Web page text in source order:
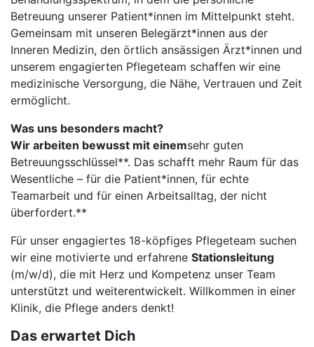
Betreuung unserer Patient*innen im Mittelpunkt steht.
Gemeinsam mit unseren Belegärzt*innen aus der
Inneren Medizin, den örtlich ansässigen Ärzt*innen und
unserem engagierten Pflegeteam schaffen wir eine
medizinische Versorgung, die Nähe, Vertrauen und Zeit
ermöglicht.
Was uns besonders macht?
Wir arbeiten bewusst mit einemsehr guten
Betreuungsschlüssel**. Das schafft mehr Raum für das
Wesentliche – für die Patient*innen, für echte
Teamarbeit und für einen Arbeitsalltag, der nicht
überfordert.**
Für unser engagiertes 18-köpfiges Pflegeteam suchen
wir eine motivierte und erfahrene Stationsleitung
(m/w/d), die mit Herz und Kompetenz unser Team
unterstützt und weiterentwickelt. Willkommen in einer
Klinik, die Pflege anders denkt!
Das erwartet Dich